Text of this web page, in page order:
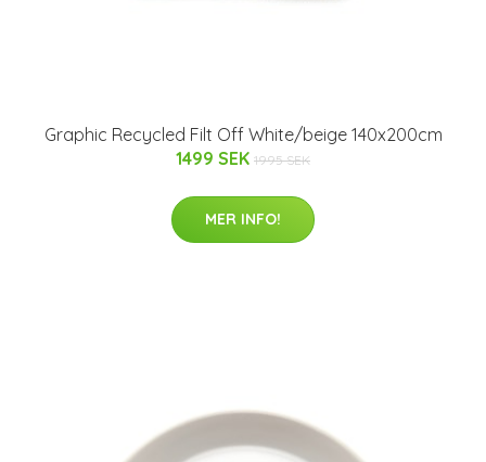
Graphic Recycled Filt Off White/beige 140x200cm
1499 SEK 1995 SEK
MER INFO!